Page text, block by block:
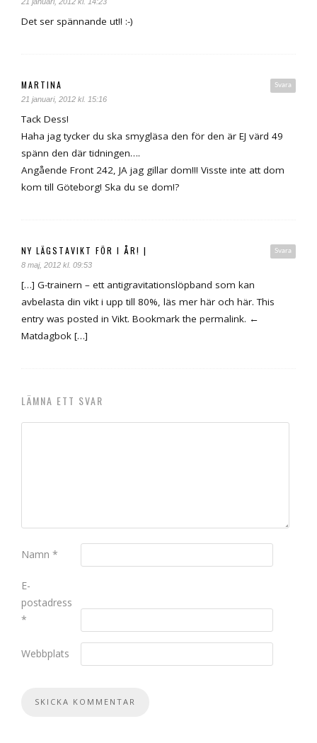
Det ser spännande ut!! :-)
Svara
MARTINA
21 januari, 2012 kl. 15:16
Tack Dess!
Haha jag tycker du ska smygläsa den för den är EJ värd 49
spänn den där tidningen….
Angående Front 242, JA jag gillar dom!!! Visste inte att dom
kom till Göteborg! Ska du se dom!?
Svara
NY LÄGSTAVIKT FÖR I ÅR! |
8 maj, 2012 kl. 09:53
[…] G-trainern – ett antigravitationslöpband som kan
avbelasta din vikt i upp till 80%, läs mer här och här. This
entry was posted in Vikt. Bookmark the permalink. ←
Matdagbok […]
LÄMNA ETT SVAR
Namn *
E-
postadress
*
Webbplats